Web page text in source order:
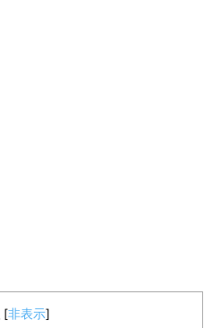
[非表示]